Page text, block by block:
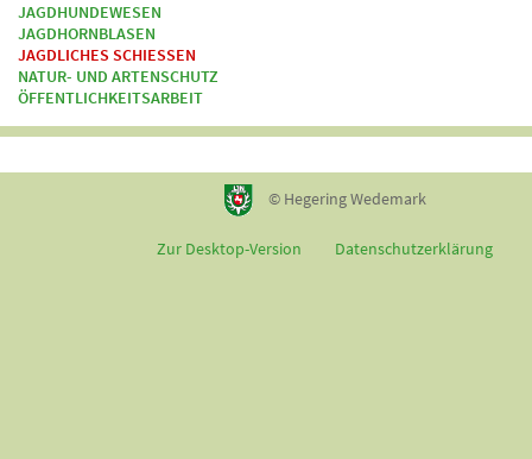
JAGDHUNDEWESEN
JAGDHORNBLASEN
JAGDLICHES SCHIESSEN
NATUR- UND ARTENSCHUTZ
ÖFFENTLICHKEITSARBEIT
© Hegering Wedemark
Zur Desktop-Version Datenschutzerklärung